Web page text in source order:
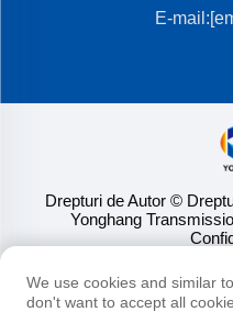
E-mail:
Drepturi de Autor ©
Yonghang
We use cookies and similar
don't want to accept all